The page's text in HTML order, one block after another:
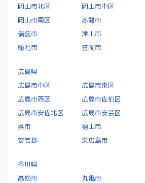
岡山市北区 岡山市中区
岡山市南区
赤磐市
備前市
津山市
総社市
笠岡市
広島県
広島市中区
広島市東区
広島市西区
広島市佐伯区
広島市安佐北区
広島市安芸区
呉市
福山市
安芸郡
東広島市
香川県
高松市
丸亀市